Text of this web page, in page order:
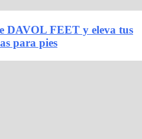
DAVOL FEET y eleva tus
para pies